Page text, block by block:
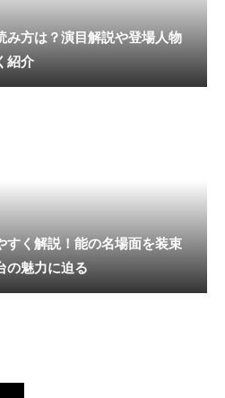
み方は？演目解説や登場人物
紹介
すく解説！能の名場面を装束
の魅力に迫る